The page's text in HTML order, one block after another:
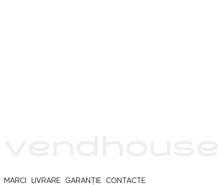
MARCI LIVRARE GARANȚIE CONTACTE